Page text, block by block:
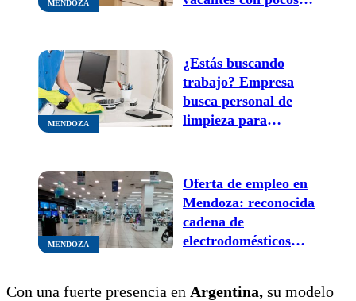
MENDOZA
MENDOZA
¿Estás buscando
trabajo? Empresa
busca personal de
limpieza para
MENDOZA
Oferta de empleo en
Mendoza: reconocida
cadena de
electrodomésticos
Con una fuerte presencia en Argentina, su modelo